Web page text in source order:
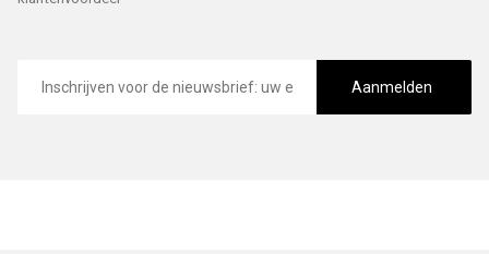
mailadres
Aanmelden